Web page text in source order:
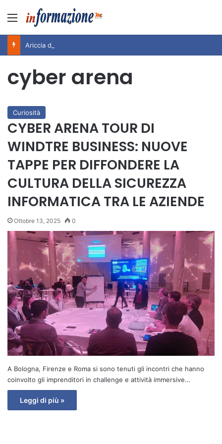
Menu
cyber arena
Curiosità
CYBER ARENA TOUR DI
WINDTRE BUSINESS: NUOVE
TAPPE PER DIFFONDERE LA
CULTURA DELLA SICUREZZA
INFORMATICA TRA LE AZIENDE
Ottobre 13, 2025 0
A Bologna, Firenze e Roma si sono tenuti gli incontri che hanno
coinvolto gli imprenditori in challenge e attività immersive…
Leggi di più »